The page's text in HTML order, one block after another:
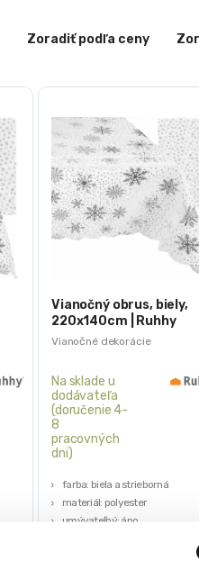
Zoradiť podľa ceny
Vianočné dekorácie
Vianočný obrus, biely,
220x140cm | Ruhhy
Na sklade u
dodávateľa
(doručenie 4-
8
pracovných
dni)
farba: biela a strieborná
materiál: polyester
umývateľný: áno